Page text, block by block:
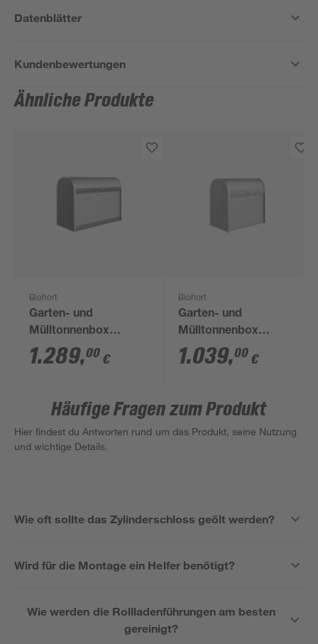
Datenblätter
Kundenbewertungen
Ähnliche Produkte
Biohort
Garten- und
Mülltonnenbox
'StoreMax'
quarzgrau-metallic
1.289,00 €
Biohort
Garten- und
Mülltonnenbox
'StoreMax 120' silber-
metallic
1.039,00 €
Häufige Fragen zum Produkt
Hier findest du Antworten rund um das Produkt, seine Nutzung
und wichtige Details.
Wie oft sollte das Zylinderschloss geölt werden?
Wird für die Montage ein Helfer benötigt?
Wie werden die Rollladenführungen am besten
gereinigt?